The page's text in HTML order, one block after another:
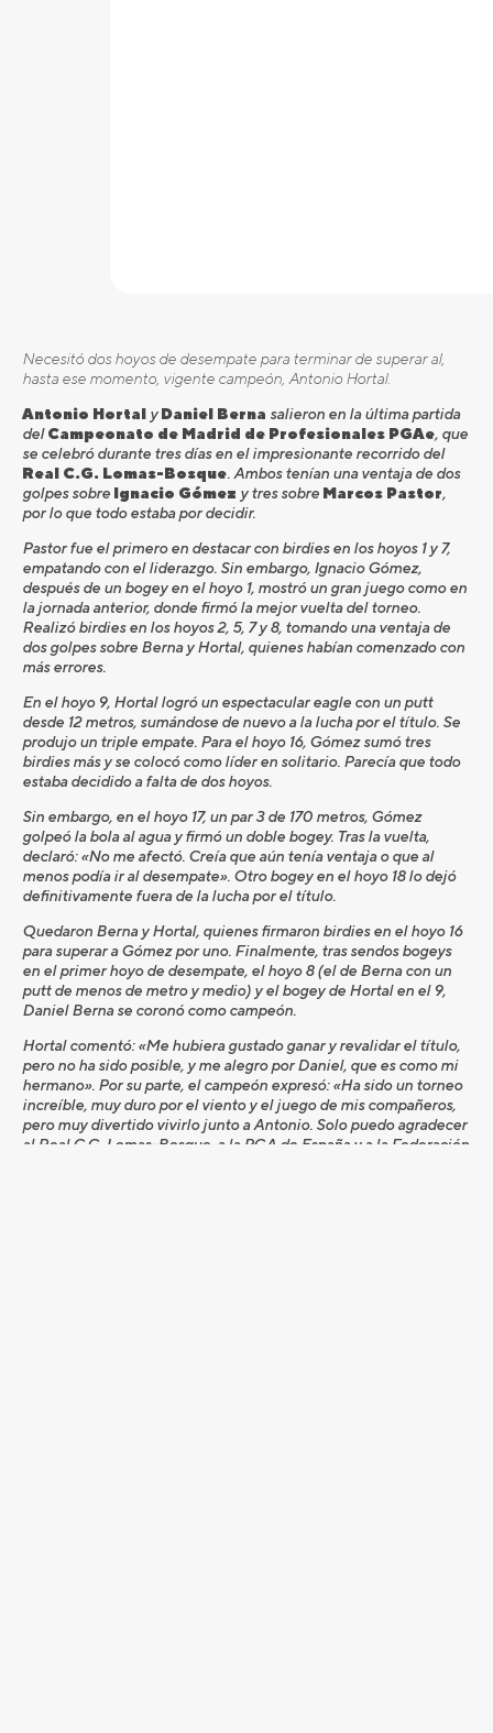
Necesitó dos hoyos de desempate para terminar de superar al,
hasta ese momento, vigente campeón, Antonio Hortal.
Antonio Hortal yDaniel Berna salieron en la última partida
delCampeonato de Madrid de Profesionales PGAe, que
se celebró durante tres días en el impresionante recorrido del
Real C.G. Lomas-Bosque. Ambos tenían una ventaja de dos
golpes sobre Ignacio Gómez y tres sobre Marcos Pastor,
por lo que todo estaba por decidir.
Pastor fue el primero en destacar con birdies en los hoyos 1 y 7,
empatando con el liderazgo. Sin embargo, Ignacio Gómez,
después de un bogey en el hoyo 1, mostró un gran juego como en
la jornada anterior, donde firmó la mejor vuelta del torneo.
Realizó birdies en los hoyos 2, 5, 7 y 8, tomando una ventaja de
dos golpes sobre Berna y Hortal, quienes habían comenzado con
más errores.
En el hoyo 9, Hortal logró un espectacular eagle con un putt
desde 12 metros, sumándose de nuevo a la lucha por el título. Se
produjo un triple empate. Para el hoyo 16, Gómez sumó tres
birdies más y se colocó como líder en solitario. Parecía que todo
estaba decidido a falta de dos hoyos.
Sin embargo, en el hoyo 17, un par 3 de 170 metros, Gómez
golpeó la bola al agua y firmó un doble bogey. Tras la vuelta,
declaró: «No me afectó. Creía que aún tenía ventaja o que al
menos podía ir al desempate». Otro bogey en el hoyo 18 lo dejó
definitivamente fuera de la lucha por el título.
Quedaron Berna y Hortal, quienes firmaron birdies en el hoyo 16
para superar a Gómez por uno. Finalmente, tras sendos bogeys
en el primer hoyo de desempate, el hoyo 8 (el de Berna con un
putt de menos de metro y medio) y el bogey de Hortal en el 9,
Daniel Berna se coronó como campeón.
Hortal comentó: «Me hubiera gustado ganar y revalidar el título,
pero no ha sido posible, y me alegro por Daniel, que es como mi
hermano». Por su parte, el campeón expresó: «Ha sido un torneo
increíble, muy duro por el viento y el juego de mis compañeros,
pero muy divertido vivirlo junto a Antonio. Solo puedo agradecer
al Real C.G. Lomas-Bosque, a la PGA de España y a la Federación